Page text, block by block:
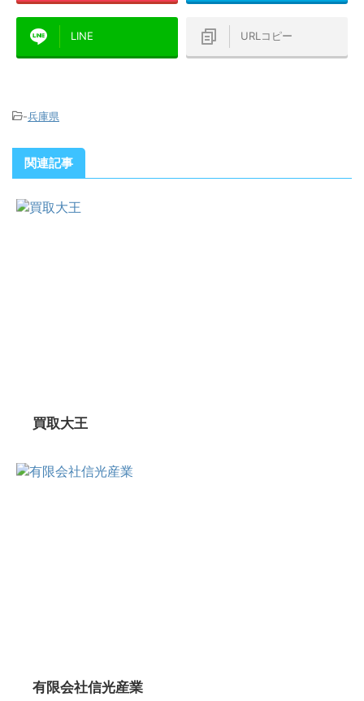
LINE URLコピー
-兵庫県
関連記事
買取大王
有限会社信光産業